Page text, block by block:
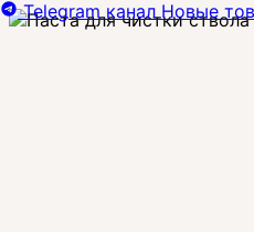
Telegram канал Новые